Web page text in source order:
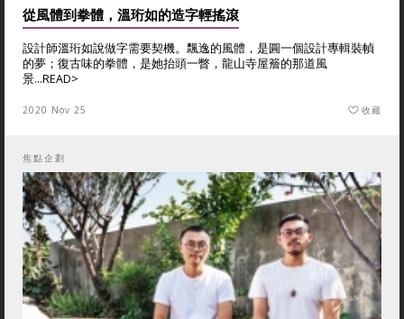
從風體到拳體，溫珩如的造字輕搖滾
設計師溫珩如說做字需要契機。飄逸的風體，是圓一個設計專輯裝幀
的夢；復古味的拳體，是她抬頭一瞥，龍山寺屋簷的那道風
景...READ>
2020 Nov 25 收藏
焦點企劃